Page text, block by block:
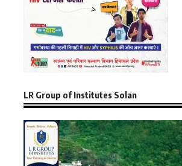
LR Group of Institutes Solan